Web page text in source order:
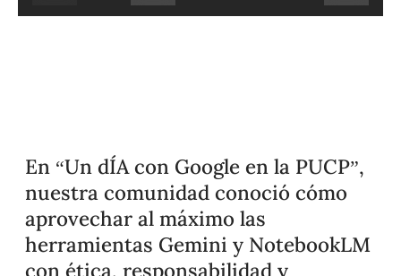
En “Un dÍA con Google en la PUCP”,
nuestra comunidad conoció cómo
aprovechar al máximo las
herramientas Gemini y NotebookLM
con ética, responsabilidad y